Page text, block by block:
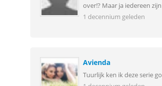
over!? Maar ja iedereen
1 decennium geleden
Avienda
Tuurlijk ken ik deze serie